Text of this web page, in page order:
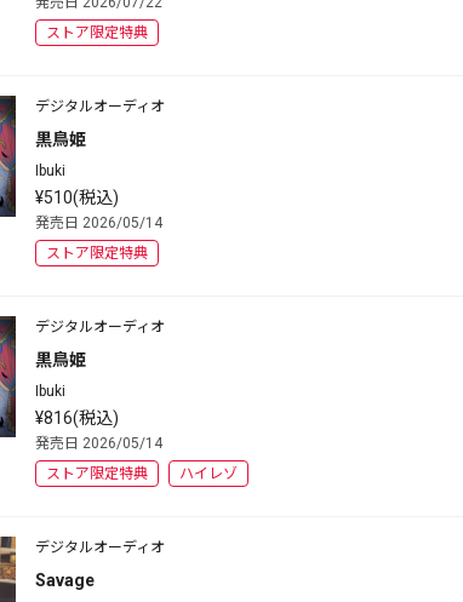
ストア限定特典
デジタルオーディオ
黒鳥姫
Ibuki
¥510(税込)
発売日 2026/05/14
ストア限定特典
デジタルオーディオ
黒鳥姫
Ibuki
¥816(税込)
発売日 2026/05/14
ストア限定特典
ハイレゾ
デジタルオーディオ
Savage